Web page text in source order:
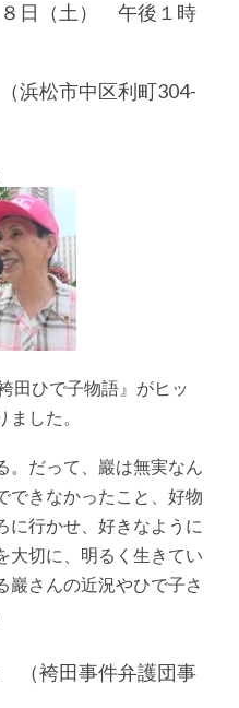
８日（土） 午後１時
浜松市中区利町304-
田ひで子物語』がヒッ
ました。
。だって、巖は無実なん
できなかったこと、好物
に行かせ、好きなように
大切に、明るく生きてい
巖さんの近況やひで子さ
（袴田事件弁護団事